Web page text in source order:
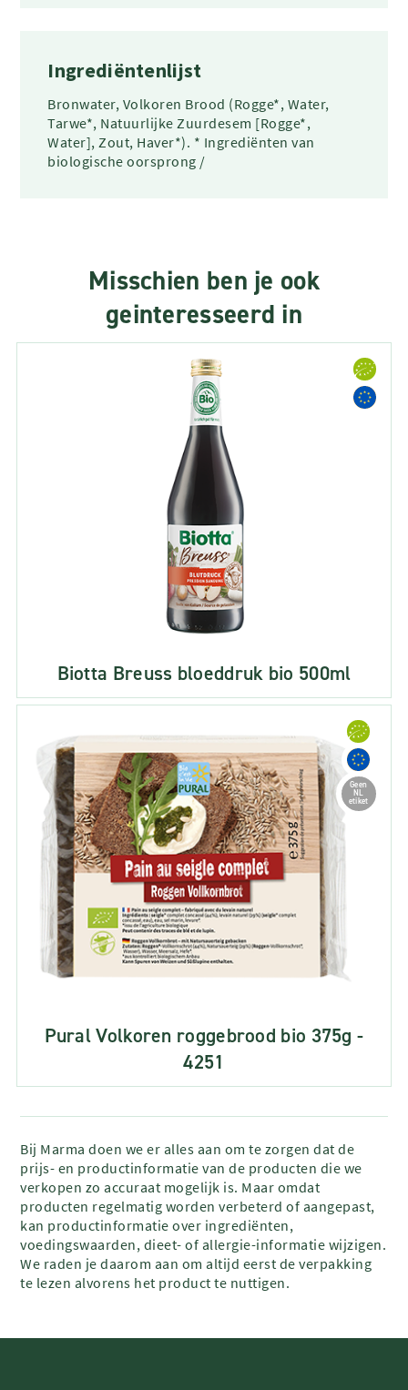
Ingrediëntenlijst
Bronwater, Volkoren Brood (Rogge*, Water,
Tarwe*, Natuurlijke Zuurdesem [Rogge*,
Water], Zout, Haver*). * Ingrediënten van
biologische oorsprong /
Misschien ben je ook
geinteresseerd in
Biotta Breuss bloeddruk bio 500ml
Geen
NL
etiket
Pural Volkoren roggebrood bio 375g -
4251
Bij Marma doen we er alles aan om te zorgen dat de
prijs- en productinformatie van de producten die we
verkopen zo accuraat mogelijk is. Maar omdat
producten regelmatig worden verbeterd of aangepast,
kan productinformatie over ingrediënten,
voedingswaarden, dieet- of allergie-informatie wijzigen.
We raden je daarom aan om altijd eerst de verpakking
te lezen alvorens het product te nuttigen.